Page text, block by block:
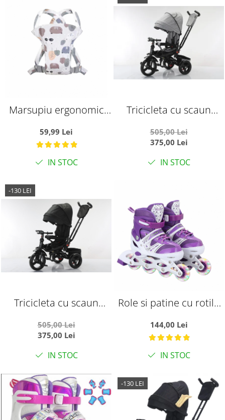
Marsupiu ergonomic
bebelusi, Frunze si
Ursuleti, gri
59,99 Lei
IN STOC
Tricicleta cu scaun
somn, SL02 - Gri
505,00 Lei
375,00 Lei
IN STOC
-130 LEI
Tricicleta cu scaun
somn, SL02 - Negru
505,00 Lei
375,00 Lei
IN STOC
Role si patine cu rotile
silicon cu lumini, masuri
reglabile 31 - 34, mov
144,00 Lei
IN STOC
-130 LEI